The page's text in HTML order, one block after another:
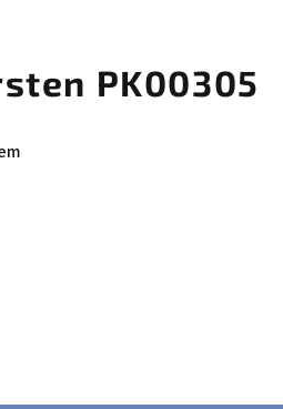
PK00305